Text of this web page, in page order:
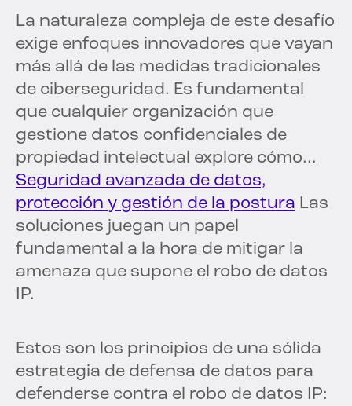
La naturaleza compleja de este desafío
exige enfoques innovadores que vayan
más allá de las medidas tradicionales
de ciberseguridad. Es fundamental
que cualquier organización que
gestione datos confidenciales de
propiedad intelectual explore cómo...
Seguridad avanzada de datos,
protección y gestión de la postura Las
soluciones juegan un papel
fundamental a la hora de mitigar la
amenaza que supone el robo de datos
IP.
Estos son los principios de una sólida
estrategia de defensa de datos para
defenderse contra el robo de datos IP: